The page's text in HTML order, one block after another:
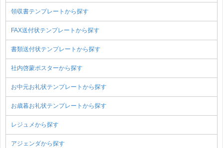
領収書テンプレートから探す
FAX送付状テンプレートから探す
書類送付状テンプレートから探す
社内啓蒙ポスターから探す
お中元お礼状テンプレートから探す
お歳暮お礼状テンプレートから探す
レジュメから探す
アジェンダから探す